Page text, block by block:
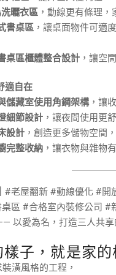
曬衣區 ，動線更有條理，
書桌區，讓桌面物件可適
桌區櫃體整合設計，讓空
適自在
儲藏室使用角鋼架構，讓
細節設計，讓夜間使用更
設計，創造更多儲物空間
完整收納，讓衣物與雜物
#老屋翻新 #動線優化 #開
區 #合格室內裝修公司 #
以愛為名，打造三人共享
子，就是家的
潢風格的工程，